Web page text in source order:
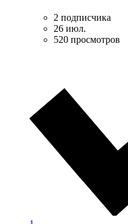
2 подписчика
26 июл.
520 просмотров